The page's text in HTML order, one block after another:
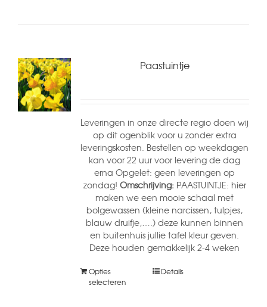
Paastuintje
Leveringen in onze directe regio doen wij
op dit ogenblik voor u zonder extra
leveringskosten. Bestellen op weekdagen
kan voor 22 uur voor levering de dag
erna Opgelet: geen leveringen op
zondag! Omschrijving: PAASTUINTJE: hier
maken we een mooie schaal met
bolgewassen (kleine narcissen, tulpjes,
blauw druifje,….) deze kunnen binnen
en buitenhuis jullie tafel kleur geven.
Deze houden gemakkelijk 2-4 weken
Opties
selecteren
Details